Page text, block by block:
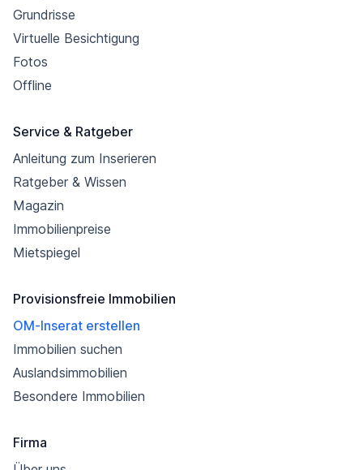
Grundrisse
Virtuelle Besichtigung
Fotos
Offline
Service & Ratgeber
Anleitung zum Inserieren
Ratgeber & Wissen
Magazin
Immobilienpreise
Mietspiegel
Provisionsfreie Immobilien
OM-Inserat erstellen
Immobilien suchen
Auslandsimmobilien
Besondere Immobilien
Firma